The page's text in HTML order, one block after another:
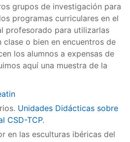
grupos de investigación para
programas curriculares en el
profesorado para utilizarlas
clase o bien en encuentros de
los alumnos a expensas de
aquí una muestra de la
Unidades Didácticas sobre
CSD-TCP.
en las esculturas ibéricas del